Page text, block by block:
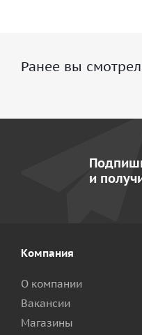
Ранее вы
и
Компания
О компании
Вакансии
Магазины